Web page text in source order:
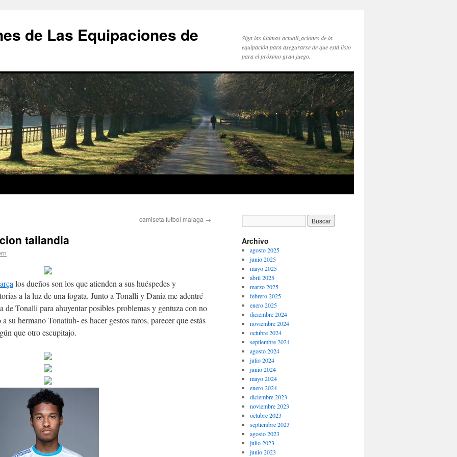
de Las Equipaciones de
Siga las últimas actualizaciones de la
equipación para asegurarse de que está listo
para el próximo gran juego.
camiseta futbol malaga →
tailandia
los dueños son los que atienden a sus huéspedes y
a la luz de una fogata. Junto a Tonalli y Dania me adentré
de Tonalli para ahuyentar posibles problemas y gentuza con no
su hermano Tonatiuh- es hacer gestos raros, parecer que estás
que otro escupitajo.
Archivo
agosto 2025
junio 2025
mayo 2025
abril 2025
marzo 2025
febrero 2025
enero 2025
diciembre 2024
noviembre 2024
octubre 2024
septiembre 2024
agosto 2024
julio 2024
junio 2024
mayo 2024
enero 2024
diciembre 2023
noviembre 2023
octubre 2023
septiembre 2023
agosto 2023
julio 2023
junio 2023